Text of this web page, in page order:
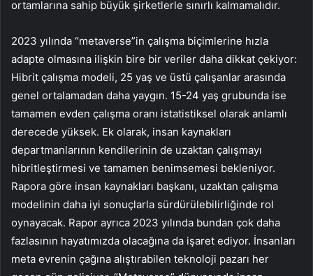
ortamlarına sahip büyük şirketlerle sınırlı kalmamalıdır.
2023 yılında “metaverse”in çalışma biçimlerine hızla
adapte olmasına ilişkin bire bir veriler daha dikkat çekiyor:
Hibrit çalışma modeli, 25 yaş ve üstü çalışanlar arasında
genel ortalamadan daha yaygın. 15-24 yaş grubunda ise
tamamen evden çalışma oranı istatistiksel olarak anlamlı
derecede yüksek. Ek olarak, insan kaynakları
departmanlarının kendilerinin de uzaktan çalışmayı
hibritleştirmesi ve tamamen benimsemesi bekleniyor.
Rapora göre insan kaynakları başkanı, uzaktan çalışma
modelinin daha iyi sonuçlarla sürdürülebilirliğinde rol
oynayacak. Rapor ayrıca 2023 yılında bundan çok daha
fazlasının hayatımızda olacağına da işaret ediyor. İnsanları
meta evrenin çağına alıştırabilen teknoloji pazarı her